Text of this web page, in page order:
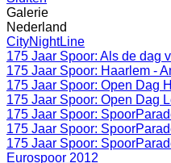
Galerie
Nederland
CityNightLine
175 Jaar Spoor: Als de dag
175 Jaar Spoor: Haarlem -
175 Jaar Spoor: Open Dag
175 Jaar Spoor: Open Dag
175 Jaar Spoor:
175 Jaar Spoor:
175 Jaar Spoor:
Eurospoor 2012